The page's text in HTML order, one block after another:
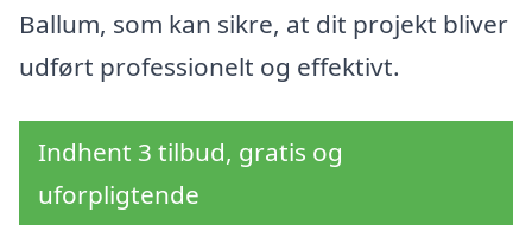
Ballum, som kan sikre, at dit projekt bliver
udført professionelt og effektivt.
Indhent 3 tilbud, gratis og
uforpligtende